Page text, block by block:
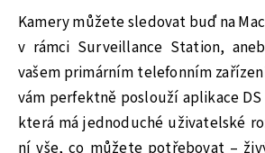
Kamery můžete sledovat buď na
v rámci Surveillance Station,
vašem primárním telefonním
vám perfektně poslouží aplikace DS
která má jednoduché uživatelské
ní vše, co můžete potřebovat –